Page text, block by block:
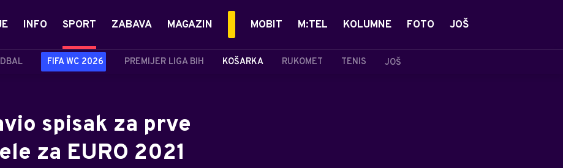
INFO SPORT
FIFA WC 2026 PREMIJER LIGA BIH KOŠARKA RUKOMET TENIS JOŠ
ZABAVA MAGAZIN MOBIT M:TEL KOLUMNE FOTO JOŠ
spisak za prve
za EURO 2021